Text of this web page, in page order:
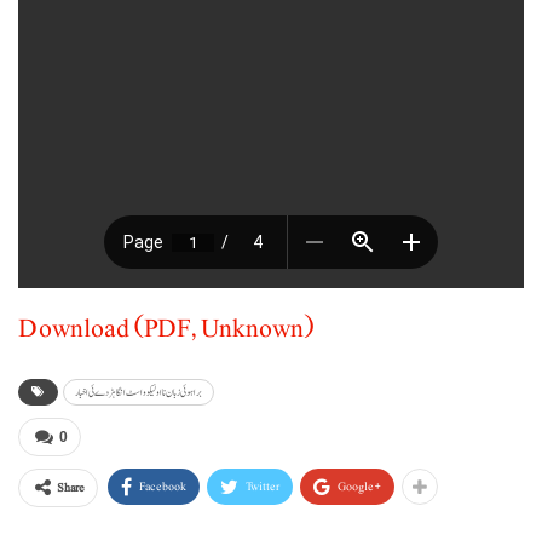
Download (PDF, Unknown)
براہوئی زبان نا اولیکو و اسٹ انگا ہڑدے ئی اخبار
0
Share Facebook Twitter Google+